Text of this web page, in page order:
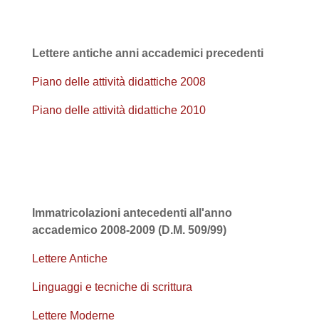
Lettere antiche anni accademici precedenti
Piano delle attività didattiche 2008
Piano delle attività didattiche 2010
Immatricolazioni antecedenti all'anno
accademico 2008-2009 (D.M. 509/99)
Lettere Antiche
Linguaggi e tecniche di scrittura
Lettere Moderne